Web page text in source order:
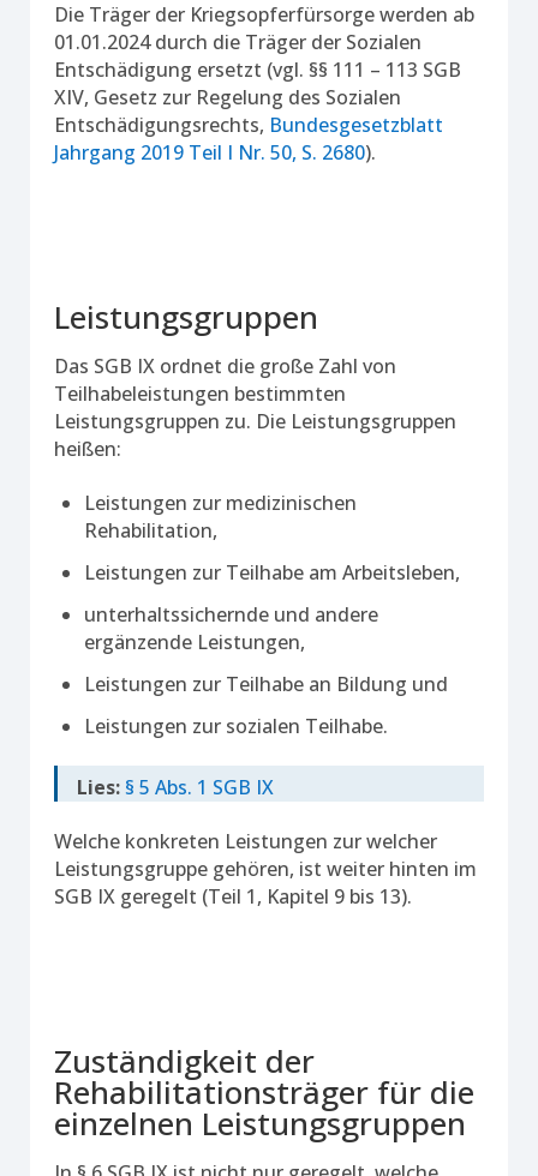
Die Träger der Kriegsopferfürsorge werden ab
01.01.2024 durch die Träger der Sozialen
Entschädigung ersetzt (vgl. §§ 111 – 113 SGB
XIV, Gesetz zur Regelung des Sozialen
Entschädigungsrechts, Bundesgesetzblatt
Jahrgang 2019 Teil I Nr. 50, S. 2680).
Leistungsgruppen
Das SGB IX ordnet die große Zahl von
Teilhabeleistungen bestimmten
Leistungsgruppen zu. Die Leistungsgruppen
heißen:
Leistungen zur medizinischen
Rehabilitation,
Leistungen zur Teilhabe am Arbeitsleben,
unterhaltssichernde und andere
ergänzende Leistungen,
Leistungen zur Teilhabe an Bildung und
Leistungen zur sozialen Teilhabe.
Lies:§ 5 Abs. 1 SGB IX
Welche konkreten Leistungen zur welcher
Leistungsgruppe gehören, ist weiter hinten im
SGB IX geregelt (Teil 1, Kapitel 9 bis 13).
Zuständigkeit der
Rehabilitationsträger für die
einzelnen Leistungsgruppen